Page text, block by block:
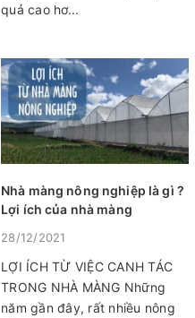
quả cao hơ...
Nhà màng nông nghiệp là gì ?
Lợi ích của nhà màng
28/12/2021
LỢI ÍCH TỪ VIỆC CANH TÁC
TRONG NHÀ MÀNG Những
năm gần đây, rất nhiều nông